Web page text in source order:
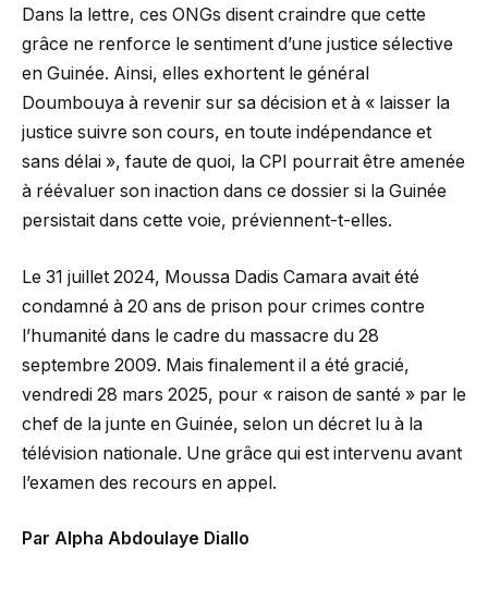
Dans la lettre, ces ONGs disent craindre que cette
grâce ne renforce le sentiment d’une justice sélective
en Guinée. Ainsi, elles exhortent le général
Doumbouya à revenir sur sa décision et à « laisser la
justice suivre son cours, en toute indépendance et
sans délai », faute de quoi, la CPI pourrait être amenée
à réévaluer son inaction dans ce dossier si la Guinée
persistait dans cette voie, préviennent-t-elles.
Le 31 juillet 2024, Moussa Dadis Camara avait été
condamné à 20 ans de prison pour crimes contre
l’humanité dans le cadre du massacre du 28
septembre 2009. Mais finalement il a été gracié,
vendredi 28 mars 2025, pour « raison de santé » par le
chef de la junte en Guinée, selon un décret lu à la
télévision nationale. Une grâce qui est intervenu avant
l’examen des recours en appel.
Par Alpha Abdoulaye Diallo